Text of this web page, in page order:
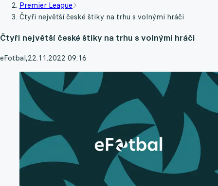
Premier League
Čtyři největší české štiky na trhu s volnými hráči
Čtyři největší české štiky na trhu s volnými hráči
eFotbal,22.11.2022 09:16